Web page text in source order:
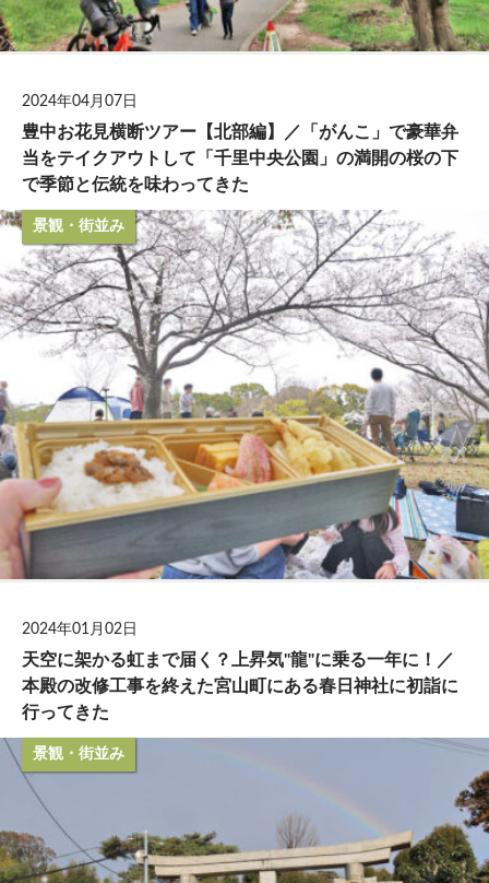
2024年04月07日
豊中お花見横断ツアー【北部編】／「がんこ」で豪華弁
当をテイクアウトして「千里中央公園」の満開の桜の下
で季節と伝統を味わってきた
景観・街並み
2024年01月02日
天空に架かる虹まで届く？上昇気"龍"に乗る一年に！／
本殿の改修工事を終えた宮山町にある春日神社に初詣に
行ってきた
景観・街並み